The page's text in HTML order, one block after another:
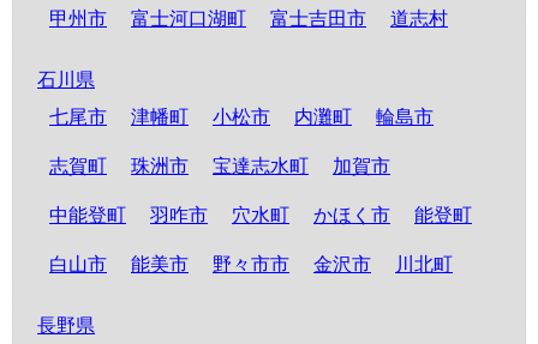
甲州市 富士河口湖町 富士吉田市 道志村
石川県
七尾市
津幡町 小松市 内灘町 輪島市
志賀町 珠洲市 宝達志水町 加賀市
中能登町 羽咋市 穴水町 かほく市 能登町
白山市 能美市 野々市市 金沢市 川北町
長野県